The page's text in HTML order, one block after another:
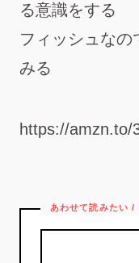
る意識をする
フィッシュなの
みる
https://amzn.to/